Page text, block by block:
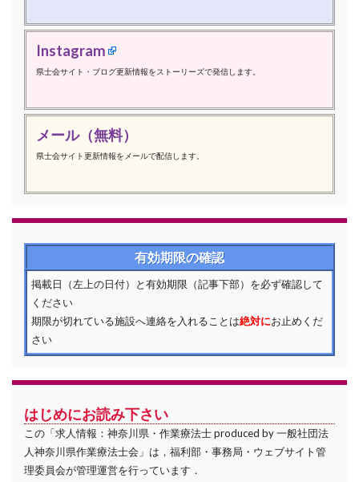
Instagram
県士会サイト・ブログ更新情報をストーリーズで発信します。
メール（無料）
県士会サイト更新情報をメールで配信します。
有効期限の確認
掲載日（左上の日付）と有効期限（記事下部）を必ず確認して
ください
期限が切れている施設へ連絡を入れることは絶対にお止めくだ
さい
はじめにお読み下さい
この「求人情報：神奈川県・作業療法士 produced by 一般社団法
人神奈川県作業療法士会」は，福利部・事務局・ウェブサイト管
理委員会が管理運営を行っています．